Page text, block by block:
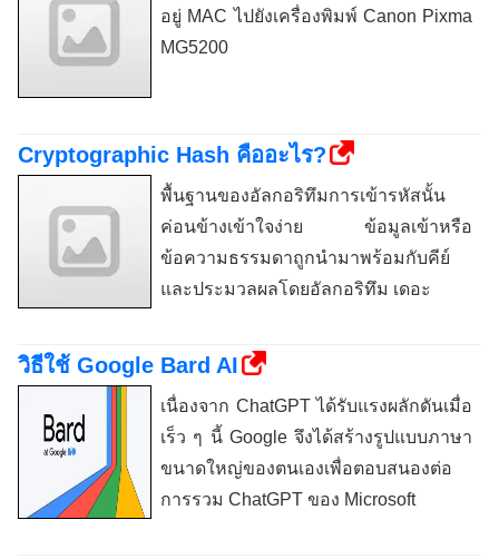
อยู่ MAC ไปยังเครื่องพิมพ์ Canon Pixma
MG5200
Cryptographic Hash คืออะไร?
พื้นฐานของอัลกอริทึมการเข้ารหัสนั้น
ค่อนข้างเข้าใจง่าย ข้อมูลเข้าหรือ
ข้อความธรรมดาถูกนำมาพร้อมกับคีย์
และประมวลผลโดยอัลกอริทึม เดอะ
วิธีใช้ Google Bard AI
เนื่องจาก ChatGPT ได้รับแรงผลักดันเมื่อ
เร็ว ๆ นี้ Google จึงได้สร้างรูปแบบภาษา
ขนาดใหญ่ของตนเองเพื่อตอบสนองต่อ
การรวม ChatGPT ของ Microsoft